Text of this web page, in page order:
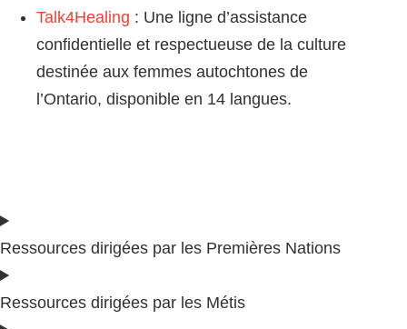
Talk4Healing : Une ligne d’assistance
confidentielle et respectueuse de la culture
destinée aux femmes autochtones de
l’Ontario, disponible en 14 langues.
Ressources dirigées par les Premières Nations
Ressources dirigées par les Métis